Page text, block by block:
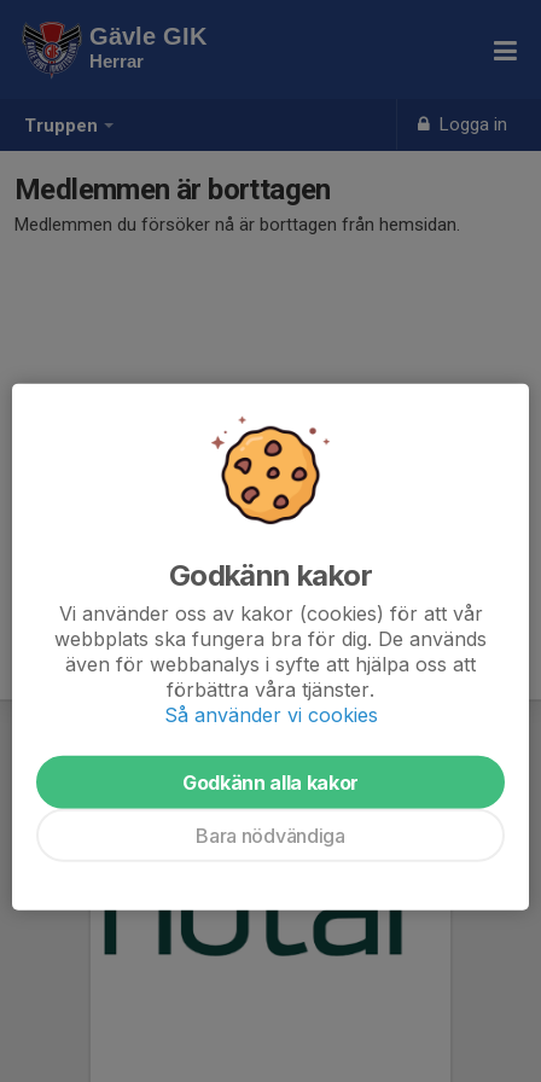
Truppen Logga in
Gävle GIK
Herrar
Medlemmen är borttagen
Medlemmen du försöker nå är borttagen från hemsidan.
Godkänn kakor
Vi använder oss av kakor (cookies) för att vår
webbplats ska fungera bra för dig. De används
även för webbanalys i syfte att hjälpa oss att
förbättra våra tjänster.
Så använder vi cookies
Godkänn alla kakor
Bara nödvändiga